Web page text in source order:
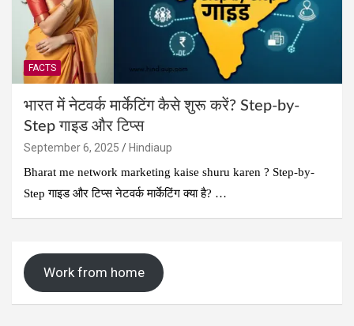
FACTS
भारत में नेटवर्क मार्केटिंग कैसे शुरू करें? Step-by-
Step गाइड और टिप्स
September 6, 2025
Hindiaup
Bharat me network marketing kaise shuru karen ? Step-by-
Step गाइड और टिप्स नेटवर्क मार्केटिंग क्या है? …
Work from home